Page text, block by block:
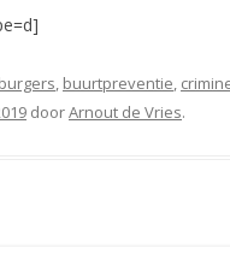
burgers, buurtpreventie,
doorArnout de Vries.